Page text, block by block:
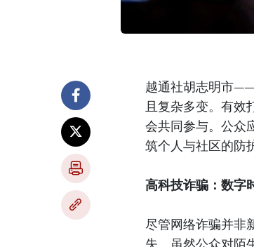
越通社胡志明市
且复杂多变。有效
会共同参与。公众
筑个人与社区的防
高科技诈骗：数字
尽管网络诈骗并非
失。虽然公众对陌